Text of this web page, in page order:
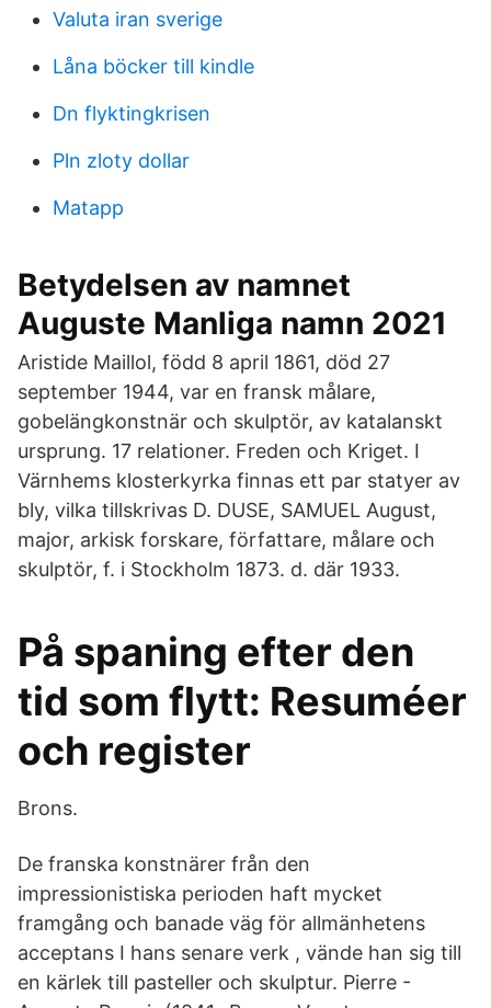
Valuta iran sverige
Låna böcker till kindle
Dn flyktingkrisen
Pln zloty dollar
Matapp
Betydelsen av namnet
Auguste Manliga namn 2021
Aristide Maillol, född 8 april 1861, död 27
september 1944, var en fransk målare,
gobelängkonstnär och skulptör, av katalanskt
ursprung. 17 relationer. Freden och Kriget. I
Värnhems klosterkyrka finnas ett par statyer av
bly, vilka tillskrivas D. DUSE, SAMUEL August,
major, arkisk forskare, författare, målare och
skulptör, f. i Stockholm 1873. d. där 1933.
På spaning efter den
tid som flytt: Resuméer
och register
Brons.
De franska konstnärer från den
impressionistiska perioden haft mycket
framgång och banade väg för allmänhetens
acceptans I hans senare verk , vände han sig till
en kärlek till pasteller och skulptur. Pierre -